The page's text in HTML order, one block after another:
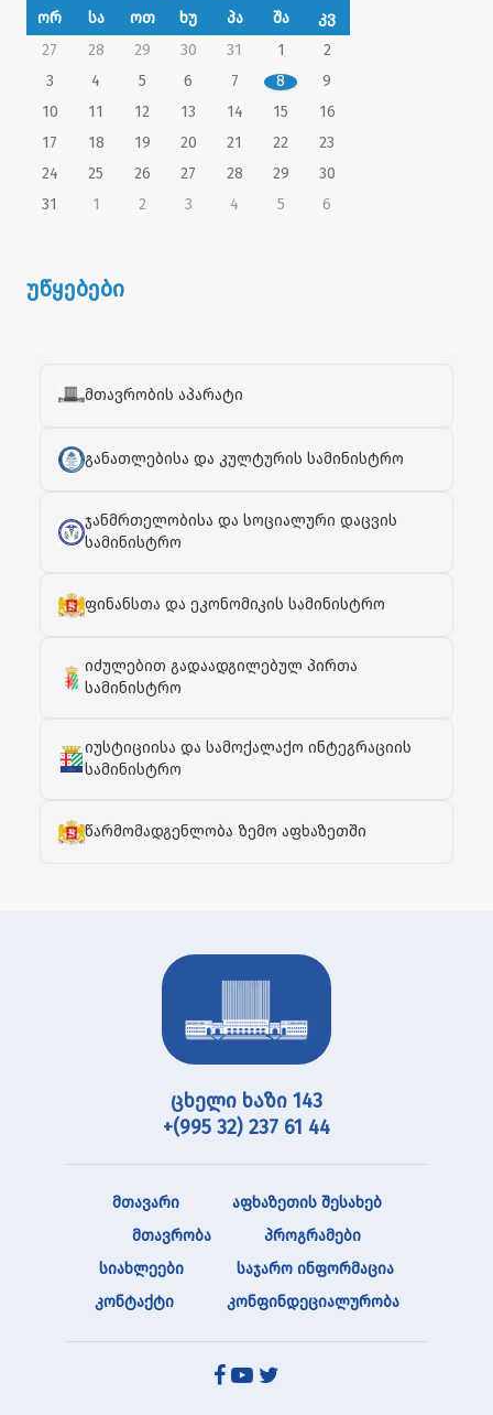
ორ სა ოთ ხუ პა შა
კვ
27
28 29 30 31 1
2
3
4 5 6 7 8
9
10
11 12 13 14 15
16
17
18 19 20 21 22
23
24
25 26 27 28 29
30
31
1 2 3 4 5 6
უწყებები
მთავრობის აპარატი
განათლებისა და კულტურის სამინისტრო
ჯანმრთელობისა და სოციალური დაცვის
სამინისტრო
ფინანსთა და ეკონომიკის სამინისტრო
იძულებით გადაადგილებულ პირთა
სამინისტრო
იუსტიციისა და სამოქალაქო ინტეგრაციის
სამინისტრო
წარმომადგენლობა ზემო აფხაზეთში
ცხელი ხაზი 143
+(995 32) 237 61 44
მთავარი
აფხაზეთის შესახებ
მთავრობა
პროგრამები
სიახლეები
საჯარო ინფორმაცია
კონტაქტი
კონფინდეციალურობა